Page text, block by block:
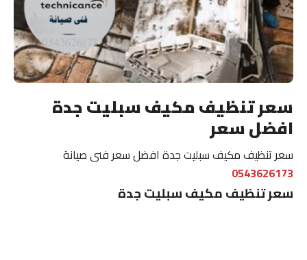
سعر تنظيف مكيف سبليت جدة
افضل سعر
سعر تنظيف مكيف سبليت جدة افضل سعر فنى صيانة
0543626173
سعر تنظيف مكيف سبليت جدة